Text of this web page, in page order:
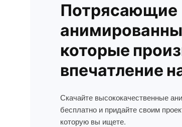
Потрясающие
которые
впечатление
Скачайте высококачественные
бесплатно и придайте своим
которую вы ищете.